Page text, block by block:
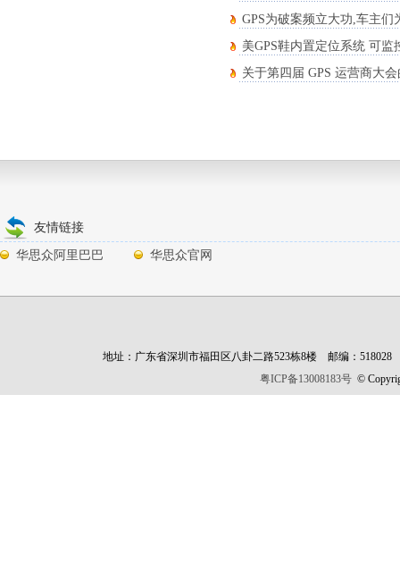
GPS为破案频立大功,车主们
美GPS鞋内置定位系统 可监
关于第四届 GPS 运营商大
友情链接
华思众阿里巴巴 华思众官网
地址：广东省深圳市福田区八卦二路523栋8楼 邮编：518028
粤ICP备13008183号 ©